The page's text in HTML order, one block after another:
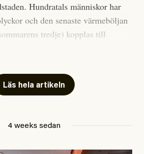
Hundratals människor har
och den senaste värmeböljan
tredje) kopplas till
i hettan? Känns det som en
annat vore fullständigt orimligt.
ganska återhållsam när han
Läs hela artikeln
4 weeks sedan